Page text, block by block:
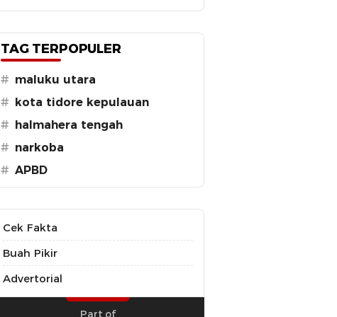
TAG TERPOPULER
# maluku utara
#
kota tidore kepulauan
#
halmahera tengah
# narkoba
# APBD
Cek Fakta
Buah Pikir
Advertorial